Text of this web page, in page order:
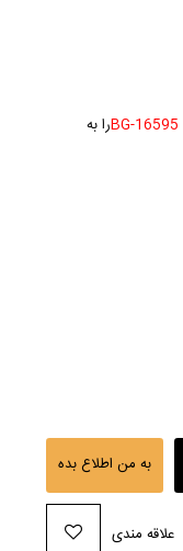
BG-16595را به
به من اطلاع بده
علاقه مندی